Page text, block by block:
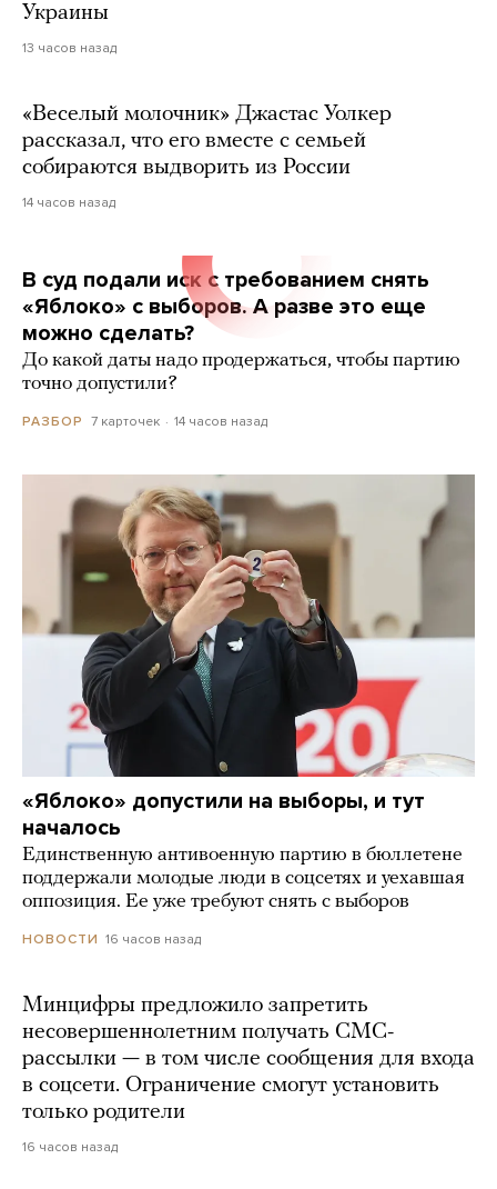
Украины
13 часов назад
«Веселый молочник» Джастас Уолкер
рассказал, что его вместе с семьей
собираются выдворить из России
14 часов назад
В суд подали иск с требованием снять
«Яблоко» с выборов. А разве это еще
можно сделать?
До какой даты надо продержаться, чтобы партию
точно допустили?
РАЗБОР 7 карточек 14 часов назад
«Яблоко» допустили на выборы, и тут
началось
Единственную антивоенную партию в бюллетене
поддержали молодые люди в соцсетях и уехавшая
оппозиция. Ее уже требуют снять с выборов
НОВОСТИ 16 часов назад
Минцифры предложило запретить
несовершеннолетним получать СМС-
рассылки — в том числе сообщения для входа
в соцсети. Ограничение смогут установить
только родители
16 часов назад